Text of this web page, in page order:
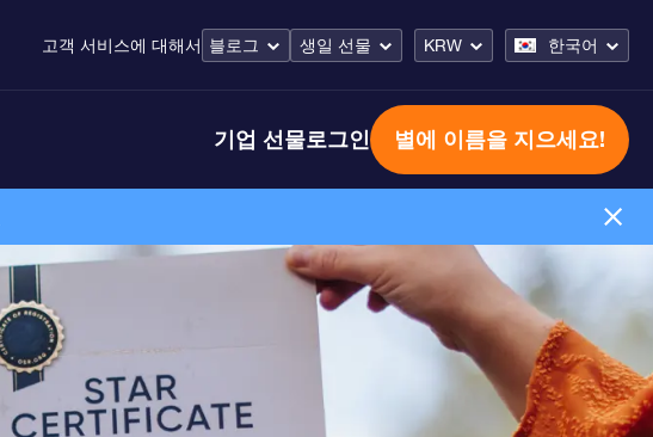
고객 서비스에 대해서 블로그 생일 선물 KRW 한국어
기업 선물로그인 별에 이름을 지으세요!